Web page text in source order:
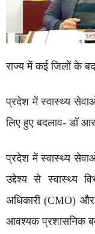
राज्य में कई जिलों के
प्रदेश में स्वास्थ्य
लिए हुए बदलाव- डॉ
प्रदेश में स्वास्थ्य
उद्देश्य से स्वास्थ्य
अधिकारी (CMO)
आवश्यक प्रशासनिक